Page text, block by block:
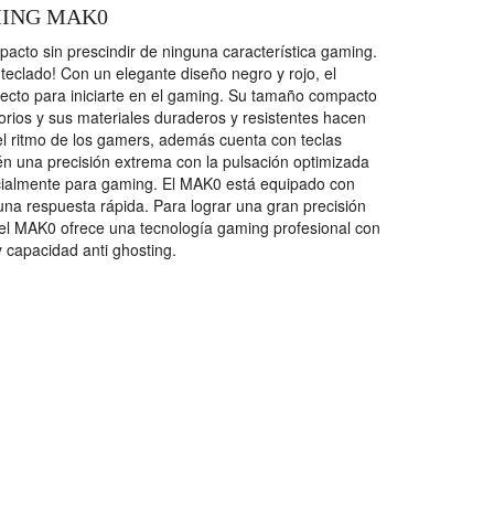
MAK0
sin prescindir de ninguna característica gaming.
Con un elegante diseño negro y rojo, el
para iniciarte en el gaming. Su tamaño compacto
y sus materiales duraderos y resistentes hacen
ritmo de los gamers, además cuenta con teclas
una precisión extrema con la pulsación optimizada
para gaming. El MAK0 está equipado con
respuesta rápida. Para lograr una gran precisión
MAK0 ofrece una tecnología gaming profesional con
anti ghosting.